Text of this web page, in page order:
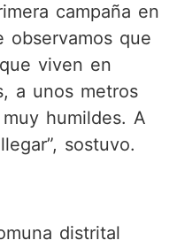
campaña en
observamos que
viven en
a unos metros
humildes. A
sostuvo.
distrital